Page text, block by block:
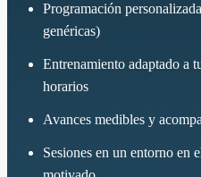
Programación
genéricas)
Entrenamiento adaptado a
horarios
Avances medibles y
Sesiones en un entorno en